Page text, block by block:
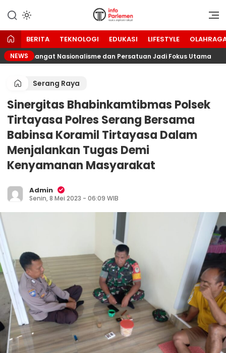
konten
Info Parlemen
Suara Aspirasi Rakyat
BERITA TEKNOLOGI EDUKASI LIFESTYLE
NEWS
Semangat Nasionalisme dan Persatuan Jadi Fokus Utama
Serang Raya
Sinergitas Bhabinkamtibmas Polsek
Tirtayasa Polres Serang Bersama
Babinsa Koramil Tirtayasa Dalam
Menjalankan Tugas Demi
Kenyamanan Masyarakat
Admin
Senin, 8 Mei 2023 - 06:09 WIB